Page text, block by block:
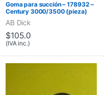
Goma para succión – 178932 –
Century 3000/3500 (pieza)
AB Dick
$105.0
(IVA inc.)